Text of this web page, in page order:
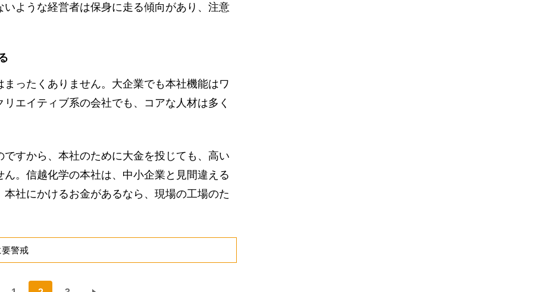
ような経営者は保身に走る傾向があり、注意
ったくありません。大企業でも本社機能はワ
エイティブ系の会社でも、コアな人材は多く
すから、本社のために大金を投じても、高い
。信越化学の本社は、中小企業と見間違える
社にかけるお金があるなら、現場の工場のた
警戒